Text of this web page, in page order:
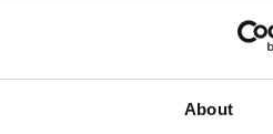
About